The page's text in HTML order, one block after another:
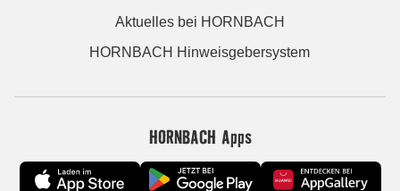
Aktuelles bei HORNBACH
HORNBACH Hinweisgebersystem
HORNBACH Apps